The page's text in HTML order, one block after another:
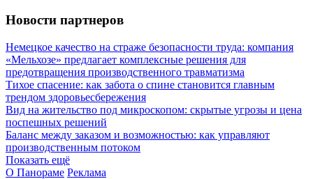
Новости партнеров
Немецкое качество на страже безопасности труда: компания
«Мельхозе» предлагает комплексные решения для
предотвращения производственного травматизма
Тихое спасение: как забота о спине становится главным
трендом здоровьесбережения
Вид на жительство под микроскопом: скрытые угрозы и цена
поспешных решений
Баланс между заказом и возможностью: как управляют
производственным потоком
Показать ещё
О Панораме Реклама